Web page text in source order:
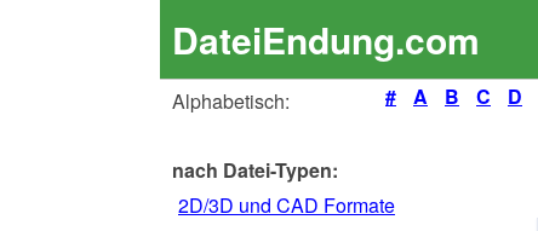
DateiEndung.com
Alphabetisch:
# A B C D
nach Datei-Typen:
2D/3D und CAD Formate